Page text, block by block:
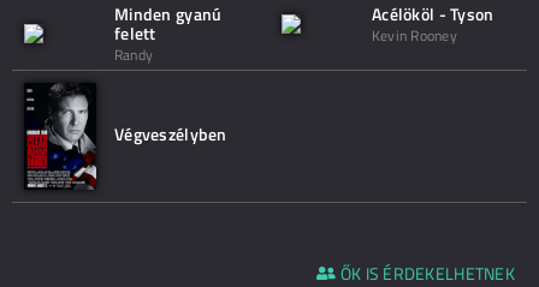
Minden gyanú
felett
Randy
Acélököl - Tyson
Kevin Rooney
Végveszélyben
ŐK IS ÉRDEKELHETNEK